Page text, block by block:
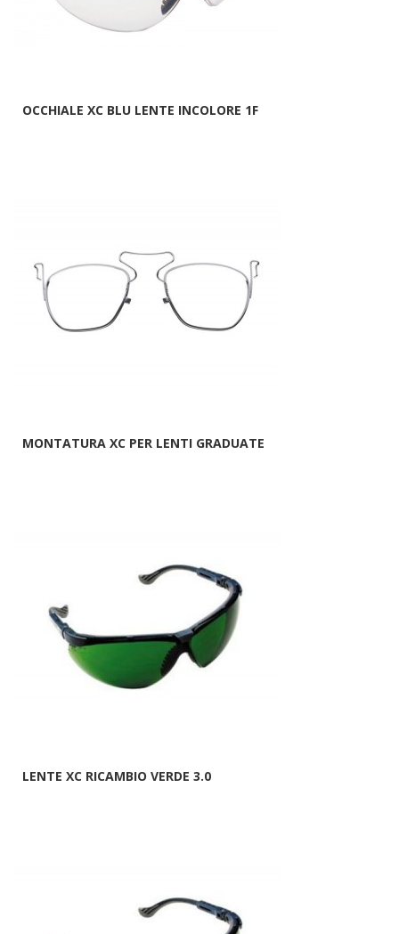
OCCHIALE XC BLU LENTE INCOLORE 1F
MONTATURA XC PER LENTI GRADUATE
LENTE XC RICAMBIO VERDE 3.0